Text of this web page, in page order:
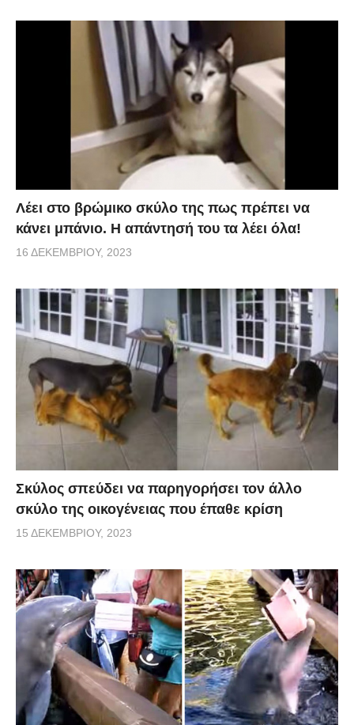
Λέει στο βρώμικο σκύλο της πως πρέπει να
κάνει μπάνιο. Η απάντησή του τα λέει όλα!
16 ΔΕΚΕΜΒΡΊΟΥ, 2023
Σκύλος σπεύδει να παρηγορήσει τον άλλο
σκύλο της οικογένειας που έπαθε κρίση
15 ΔΕΚΕΜΒΡΊΟΥ, 2023